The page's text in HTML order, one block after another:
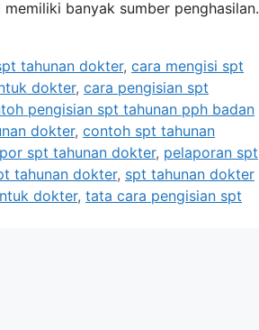
banyak sumber penghasilan.
tahunan dokter, cara mengisi spt
dokter, cara pengisian spt
pengisian spt tahunan pph badan
dokter, contoh spt tahunan
spt tahunan dokter, pelaporan spt
tahunan dokter, spt tahunan dokter
dokter, tata cara pengisian spt